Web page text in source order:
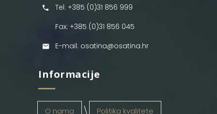
Tel: +385 (0)31 856 999
Fax: +385 (0)31 856 045
E-mail: osatina@osatina.hr
Informacije
O nama Politika kvalitete